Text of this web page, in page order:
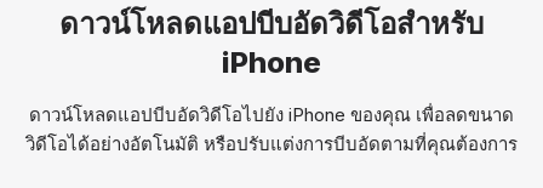
ดาวน์โหลดแอปบีบอัดวิดีโอสำหรับ
iPhone
ดาวน์โหลดแอปบีบอัดวิดีโอไปยัง iPhone ของคุณ เพื่อลดขนาด
วิดีโอได้อย่างอัตโนมัติ หรือปรับแต่งการบีบอัดตามที่คุณต้องการ